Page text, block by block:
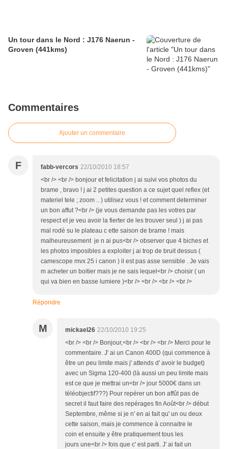
Un tour dans le Nord : J176 Naerun -
Groven (441kms)
Commentaires
Ajouter un commentaire
F fabb-vercors 22/10/2010 18:57
<br /> <br /> bonjour et felicitation j ai suivi vos photos du
brame , bravo ! j ai 2 petites question a ce sujet quel reflex (et
materiel tele ; zoom .. ) utilisez vous ! et comment determiner
un bon affut ?<br /> (je vous demande pas les votres par
respect et je veu avoir la fierter de les trouver seul ) j ai pas
mal rodé su le plateau c ette saison de brame ! mais
malheureusement je n ai pus<br /> observer que 4 biches et
les photos imposibles a exploiter j ai trop de bruit dessus (
camescope mvx 25 i canon ) il est pas asse sensible . Je vais
m acheter un boitier mais je ne sais lequel<br /> choisir ( un
qui va bien en basse lumiere )<br /> <br /> <br /> <br />
Répondre
M mickael26 22/10/2010 19:25
<br /> <br /> Bonjour,<br /> <br /> <br /> Merci pour le
commentaire. J' ai un Canon 400D (qui commence à
être un peu limite mais j' attends d' avoir le budget)
avec un Sigma 120-400 (là aussi un peu limite mais
est ce que je mettrai un<br /> jour 5000€ dans un
téléobjectif???) Pour repérer un bon affût pas de
secret il faut faire des repérages fin Août<br /> début
Septembre, même si je n' en ai fait qu' un ou deux
cette saison, mais je commence à connaitre le
coin et ensuite y être pratiquement tous les
jours une<br /> fois que c' est parti. J' ai fait un